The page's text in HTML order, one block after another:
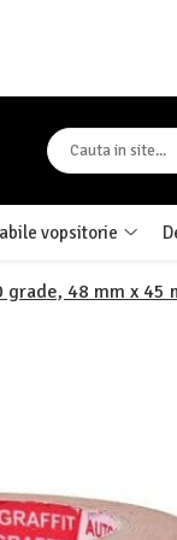
vopsitorie
48 mm x 45